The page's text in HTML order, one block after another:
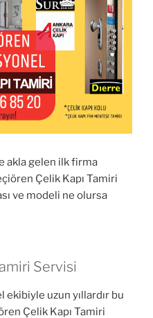
akla gelen ilk firma
Çelik Kapı Tamiri
ve modeli ne olursa
Servisi
ekibiyle uzun yıllardır bu
Çelik Kapı Tamiri